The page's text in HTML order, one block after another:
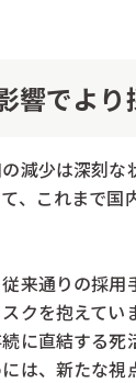
響でより
減少は深刻
、これまで
来通りの採
クを抱えて
に直結する
は、新たな視